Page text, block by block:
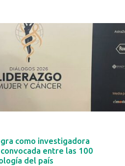
como investigadora
entre las 100
del país